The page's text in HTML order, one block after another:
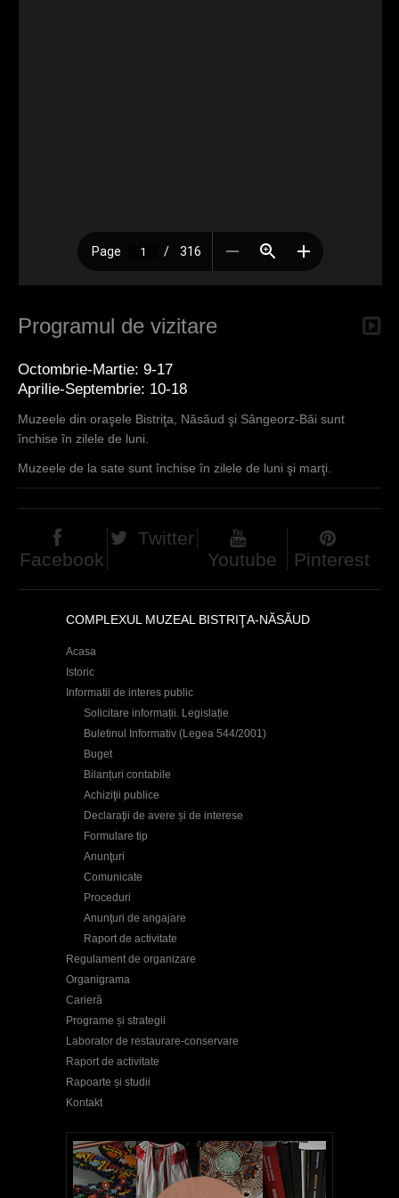
Programul de vizitare
Octombrie-Martie: 9-17
Aprilie-Septembrie: 10-18
Muzeele din oraşele Bistriţa, Năsăud şi Sângeorz-Băi sunt
închise în zilele de luni.
Muzeele de la sate sunt închise în zilele de luni şi marţi.
Facebook
Twitter
Youtube
Pinterest
COMPLEXUL MUZEAL BISTRIŢA-NĂSĂUD
Acasa
Istoric
Informatii de interes public
Solicitare informații. Legislație
Buletinul Informativ (Legea 544/2001)
Buget
Bilanțuri contabile
Achiziţii publice
Declaraţii de avere și de interese
Formulare tip
Anunţuri
Comunicate
Proceduri
Anunţuri de angajare
Raport de activitate
Regulament de organizare
Organigrama
Carieră
Programe și strategii
Laborator de restaurare-conservare
Raport de activitate
Rapoarte și studii
Kontakt